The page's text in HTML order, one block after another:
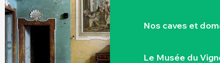
Nos caves et
Le Musée du